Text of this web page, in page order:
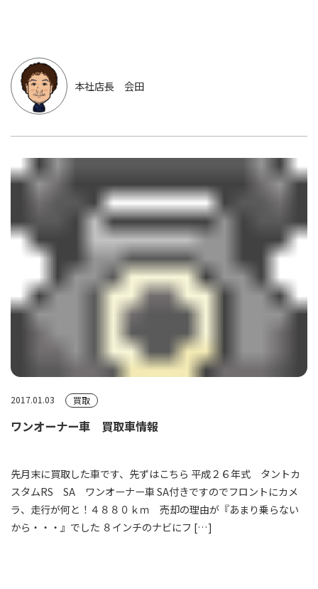
本社店長 会田
2017.01.03 買取
ワンオーナー車 買取車情報
先月末に買取した車です、先ずはこちら 平成２６年式 タントカ
スタムRS SA ワンオーナー車 SA付きですのでフロントにカメ
ラ、走行が何と！４８８０ｋｍ 売却の理由が『あまり乗らない
から・・・』でした ８インチのナビにフ […]